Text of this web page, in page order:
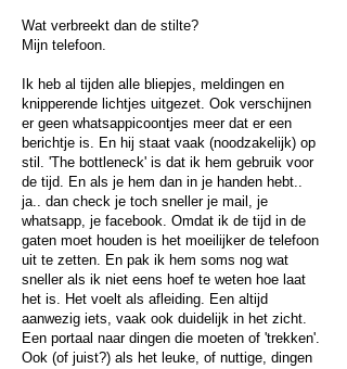
Wat verbreekt dan de stilte?
Mijn telefoon.
Ik heb al tijden alle bliepjes, meldingen en
knipperende lichtjes uitgezet. Ook verschijnen
er geen whatsappicoontjes meer dat er een
berichtje is. En hij staat vaak (noodzakelijk) op
stil. 'The bottleneck' is dat ik hem gebruik voor
de tijd. En als je hem dan in je handen hebt..
ja.. dan check je toch sneller je mail, je
whatsapp, je facebook. Omdat ik de tijd in de
gaten moet houden is het moeilijker de telefoon
uit te zetten. En pak ik hem soms nog wat
sneller als ik niet eens hoef te weten hoe laat
het is. Het voelt als afleiding. Een altijd
aanwezig iets, vaak ook duidelijk in het zicht.
Een portaal naar dingen die moeten of 'trekken'.
Ook (of juist?) als het leuke, of nuttige, dingen